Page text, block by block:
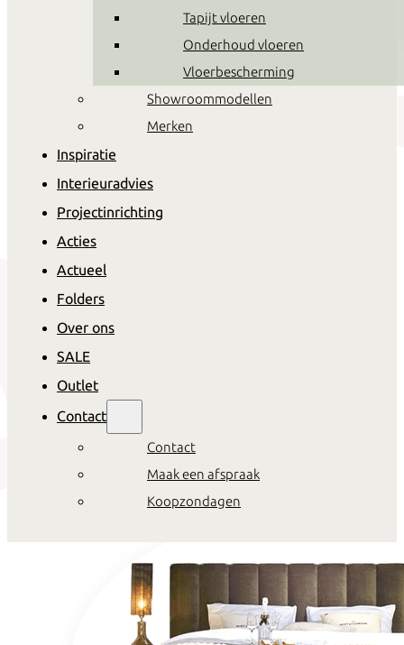
Tapijt vloeren
Onderhoud vloeren
Vloerbescherming
Showroommodellen
Merken
Inspiratie
Interieuradvies
Projectinrichting
Acties
Actueel
Folders
Over ons
SALE
Outlet
Contact
Contact
Maak een afspraak
Koopzondagen